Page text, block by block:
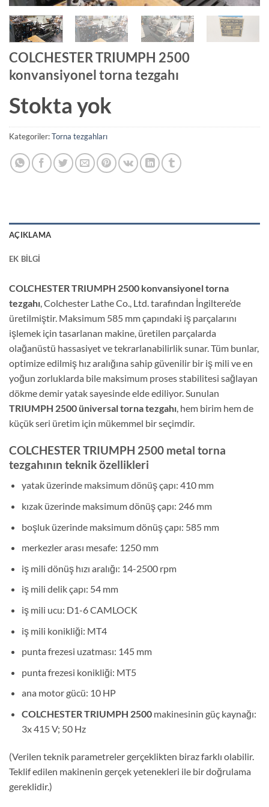
COLCHESTER TRIUMPH 2500
konvansiyonel torna tezgahı
Stokta yok
Kategoriler:Torna tezgahları
AÇIKLAMA
EK BILGI
COLCHESTER TRIUMPH 2500 konvansiyonel torna
tezgahı, Colchester Lathe Co., Ltd. tarafından İngiltere’de
üretilmiştir. Maksimum 585 mm çapındaki iş parçalarını
işlemek için tasarlanan makine, üretilen parçalarda
olağanüstü hassasiyet ve tekrarlanabilirlik sunar. Tüm bunlar,
optimize edilmiş hız aralığına sahip güvenilir bir iş mili ve en
yoğun zorluklarda bile maksimum proses stabilitesi sağlayan
dökme demir yatak sayesinde elde ediliyor. Sunulan
TRIUMPH 2500 üniversal torna tezgahı, hem birim hem de
küçük seri üretim için mükemmel bir seçimdir.
COLCHESTER TRIUMPH 2500 metal torna
tezgahının teknik özellikleri
yatak üzerinde maksimum dönüş çapı: 410 mm
kızak üzerinde maksimum dönüş çapı: 246 mm
boşluk üzerinde maksimum dönüş çapı: 585 mm
merkezler arası mesafe: 1250 mm
iş mili dönüş hızı aralığı: 14-2500 rpm
iş mili delik çapı: 54 mm
iş mili ucu: D1-6 CAMLOCK
iş mili konikliği: MT4
punta frezesi uzatması: 145 mm
punta frezesi konikliği: MT5
ana motor gücü: 10 HP
COLCHESTER TRIUMPH 2500makinesinin güç kaynağı:
3x 415 V; 50 Hz
(Verilen teknik parametreler gerçeklikten biraz farklı olabilir.
Teklif edilen makinenin gerçek yetenekleri ile bir doğrulama
gereklidir.)